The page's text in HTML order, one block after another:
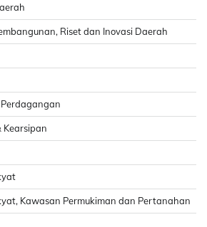
Riset dan Inovasi Daerah
Kearsipan
Kawasan Permukiman dan Pertanahan